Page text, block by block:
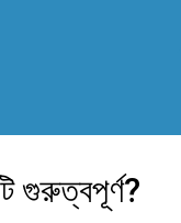
গুরুত্বপূর্ণ?